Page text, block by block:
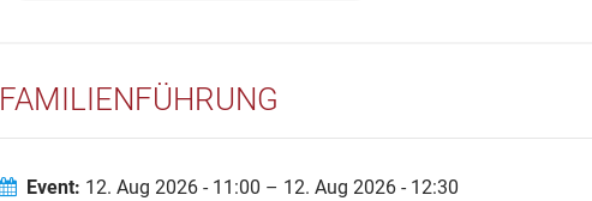
FAMILIENFÜHRUNG
Event: 12. Aug 2026 - 11:00 – 12. Aug 2026 - 12:30